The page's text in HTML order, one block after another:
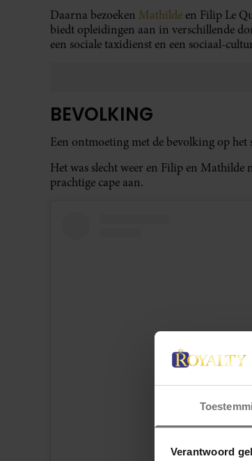
Verantwoord
Daarna bezoeken Mathilde en Filip Le
biedt opleidingen aan in verschillende
een sociale taxidienst en een sociaal-
BEVOLKING
Een ontmoeting met de bevolking op
Het was slecht weer en Filip en Mathilde
prachtige cape aan.
Dit bericht op